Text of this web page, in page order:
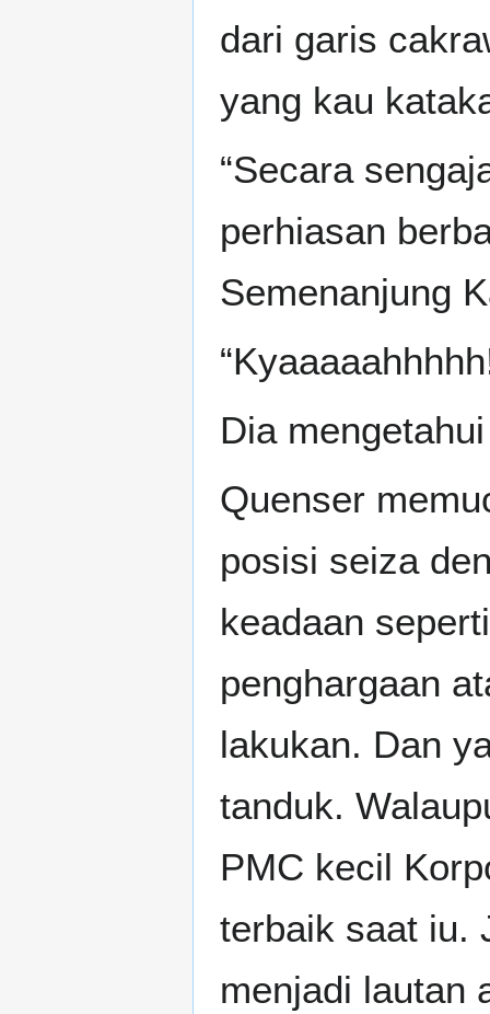
dari garis
yang kau
“Secara
perhiasan
Semenanjung
Dia
Quenser
posisi seiza
keadaan
penghargaan
lakukan. Dan
tanduk.
PMC kecil
terbaik saat iu.
menjadi lautan